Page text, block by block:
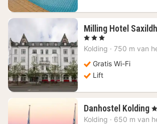
Milling Hotel
, 3 Sterren
Kolding · 750 m van
Gratis Wi-Fi
Lift
Danhostel Kolding 1
,
Kolding · 650 m van